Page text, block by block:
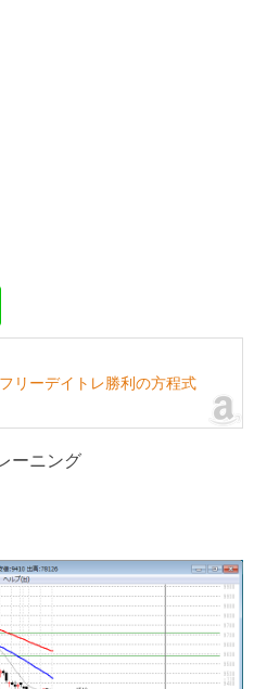
リーデイトレ勝利の方程式
ーニング